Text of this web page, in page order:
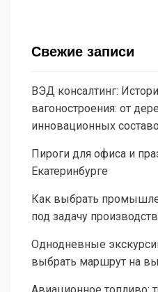
Свежие записи
ВЭД консалтинг:
вагоностроения: от
инновационных
Пироги для офиса и
Екатеринбурге
Как выбрать
под задачу
Однодневные
выбрать маршрут на
Авиационное топливо: